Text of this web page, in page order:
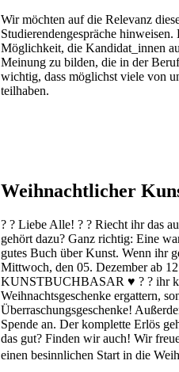
Wir möchten auf die Relevanz
Studierendengespräche
Möglichkeit, die Kandidat_innen
Meinung zu bilden, die in der
wichtig, dass möglichst viele von
teilhaben.
Weihnachtlicher
? ? Liebe Alle! ? ? Riecht ihr das
gehört dazu? Ganz richtig: Eine
gutes Buch über Kunst. Wenn ihr
Mittwoch, den 05. Dezember ab
KUNSTBUCHBASAR ♥️ ? ? ihr
Weihnachtsgeschenke ergattern,
Überraschungsgeschenke!
Spende an. Der komplette Erlös
das gut? Finden wir auch! Wir
einen besinnlichen Start in die